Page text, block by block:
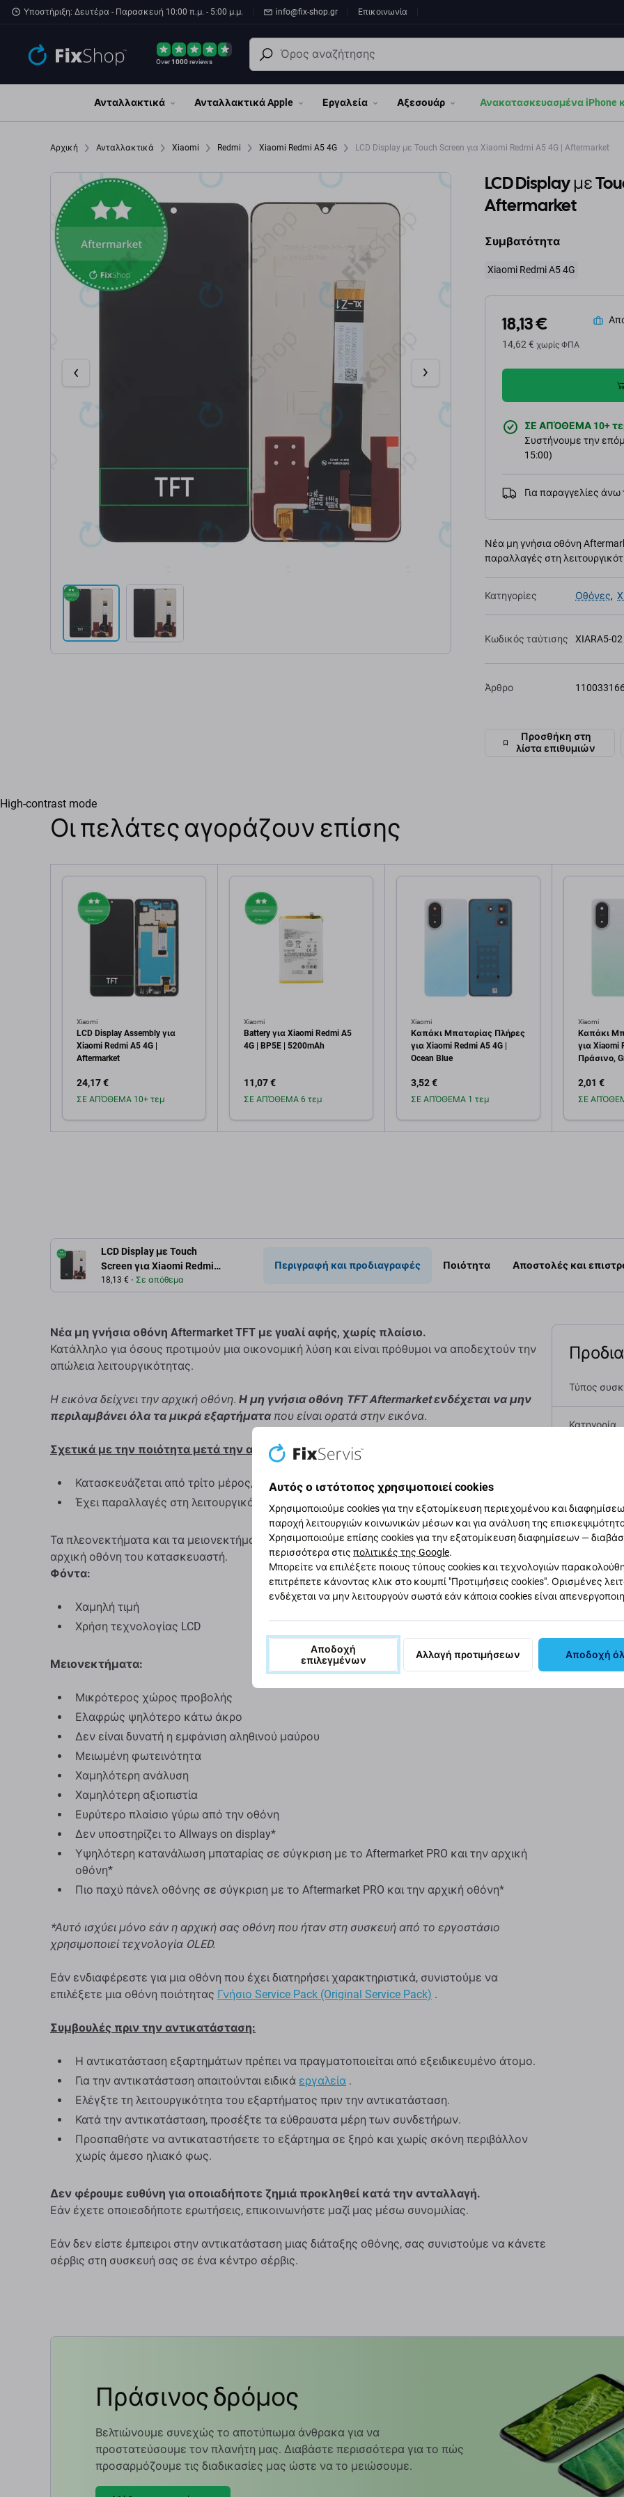
Παράβλεψη στο κύριο περιεχόμενο
Υποστήριξη: Δευτέρα - Παρασκευή 10:00 π.μ. - 5:00 μ.μ. info@fix-shop.gr Επικοινωνία
Over1000reviews
Ανταλλακτικά Ανταλλακτικά Apple Εργαλεία Αξεσουάρ Ανακατασκευασμένα iPhone
Αρχική Ανταλλακτικά Xiaomi Redmi Xiaomi Redmi A5 4G LCD Display με Touch Screen για Xiaomi Redmi A5 4G | Aftermarket
LCD Display με
Aftermarket
Συμβατότητα
Xiaomi Redmi A5 4G
18,13 €
14,62 € χωρίς ΦΠΑ
ΣΕ ΑΠΌΘΕΜΑ 10+
Συστήνουμε την
15:00)
Για παραγγελίες
Νέα μη γνήσια οθόνη
παραλλαγές στη
Κατηγορίες Οθόνες,
Κωδικός ταύτισης XIARA5-02
Άρθρο
Προσθήκη στη
λίστα επιθυμιών
High-contrast mode
Οι πελάτες αγοράζουν επίσης
Xiaomi
LCD Display Assembly για
Xiaomi Redmi A5 4G |
Aftermarket
24,17 €
ΣΕ ΑΠΌΘΕΜΑ 10+ τεμ
Xiaomi
Battery για Xiaomi Redmi A5
4G | BP5E | 5200mAh
11,07 €
ΣΕ ΑΠΌΘΕΜΑ 6 τεμ
Xiaomi
Καπάκι Μπαταρίας Πλήρες
για Xiaomi Redmi A5 4G |
Ocean Blue
3,52 €
ΣΕ ΑΠΌΘΕΜΑ 1 τεμ
Xiaomi
Καπάκι
για Xiaomi
Πράσινο,
2,01 €
ΣΕ
LCD Display με Touch
Screen για Xiaomi Redmi
A5 4G | Aftermarket
18,13 € Σε απόθεμα
Περιγραφή και προδιαγραφές Ποιότητα Αποστολές και
Νέα μη γνήσια οθόνη Aftermarket TFT με γυαλί αφής, χωρίς πλαίσιο.
Κατάλληλο για όσους προτιμούν μια οικονομική λύση και είναι πρόθυμοι να αποδεχτούν την
απώλεια λειτουργικότητας.
Η εικόνα δείχνει την αρχική οθόνη. Η μη γνήσια οθόνη TFT Aftermarket ενδέχεται να μην
περιλαμβάνει όλα τα μικρά εξαρτήματα που είναι ορατά στην εικόνα.
Σχετικά με την ποιότητα μετά την αγορά
Κατασκευάζεται από τρίτο μέρος, όχι απευθείας από τον κατασκευαστή του εξοπλισμού.
Έχει παραλλαγές στη λειτουργικότητα, την ποιότητα ή την εμφάνιση.
Τα πλεονεκτήματα και τα μειονεκτήματα που αναφέρονται παρακάτω συγκρίνονται με την
αρχική οθόνη του κατασκευαστή.
Φόντα:
Χαμηλή τιμή
Χρήση τεχνολογίας LCD
Μειονεκτήματα:
Μικρότερος χώρος προβολής
Ελαφρώς ψηλότερο κάτω άκρο
Δεν είναι δυνατή η εμφάνιση αληθινού μαύρου
Μειωμένη φωτεινότητα
Χαμηλότερη ανάλυση
Χαμηλότερη αξιοπιστία
Ευρύτερο πλαίσιο γύρω από την οθόνη
Δεν υποστηρίζει το Allways on display*
Υψηλότερη κατανάλωση μπαταρίας σε σύγκριση με το Aftermarket PRO και την αρχική
οθόνη*
Πιο παχύ πάνελ οθόνης σε σύγκριση με το Aftermarket PRO και την αρχική οθόνη*
*Αυτό ισχύει μόνο εάν η αρχική σας οθόνη που ήταν στη συσκευή από το εργοστάσιο
χρησιμοποιεί τεχνολογία OLED.
Εάν ενδιαφέρεστε για μια οθόνη που έχει διατηρήσει χαρακτηριστικά, συνιστούμε να
επιλέξετε μια οθόνη ποιότητας Γνήσιο Service Pack (Original Service Pack) .
Συμβουλές πριν την αντικατάσταση:
Η αντικατάσταση εξαρτημάτων πρέπει να πραγματοποιείται από εξειδικευμένο άτομο.
Για την αντικατάσταση απαιτούνται ειδικά εργαλεία .
Ελέγξτε τη λειτουργικότητα του εξαρτήματος πριν την αντικατάσταση.
Κατά την αντικατάσταση, προσέξτε τα εύθραυστα μέρη των συνδετήρων.
Προσπαθήστε να αντικαταστήσετε το εξάρτημα σε ξηρό και χωρίς σκόνη περιβάλλον
χωρίς άμεσο ηλιακό φως.
Δεν φέρουμε ευθύνη για οποιαδήποτε ζημιά προκληθεί κατά την ανταλλαγή.
Εάν έχετε οποιεσδήποτε ερωτήσεις, επικοινωνήστε μαζί μας μέσω συνομιλίας.
Εάν δεν είστε έμπειροι στην αντικατάσταση μιας διάταξης οθόνης, σας συνιστούμε να κάνετε
σέρβις στη συσκευή σας σε ένα κέντρο σέρβις.
Τύπος
Κατηγορία
EAN
Πράσινος δρόμος
Βελτιώνουμε συνεχώς το αποτύπωμα άνθρακα για να
προστατεύσουμε τον πλανήτη μας. Διαβάστε περισσότερα για το πώς
προσαρμόζουμε τις διαδικασίες μας ώστε να το μειώσουμε.
Αυτός ο ιστότοπος χρησιμοποιεί cookies
Χρησιμοποιούμε cookies για την εξατομίκευση περιεχομένου και
παροχή λειτουργιών κοινωνικών μέσων και για ανάλυση της
Χρησιμοποιούμε επίσης cookies για την εξατομίκευση διαφημίσεων —
περισσότερα στις πολιτικές της Google.
Μπορείτε να επιλέξετε ποιους τύπους cookies και τεχνολογιών
επιτρέπετε κάνοντας κλικ στο κουμπί "Προτιμήσεις cookies". Ορισμένες
ενδέχεται να μην λειτουργούν σωστά εάν κάποια cookies είναι
Αποδοχή
επιλεγμένων
Αλλαγή προτιμήσεων Αποδοχή